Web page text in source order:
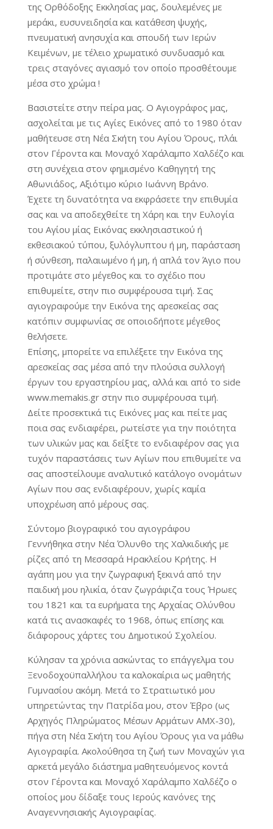
της Ορθόδοξης Εκκλησίας μας, δουλεμένες με
μεράκι, ευσυνειδησία και κατάθεση ψυχής,
πνευματική ανησυχία και σπουδή των Ιερών
Κειμένων, με τέλειο χρωματικό συνδυασμό και
τρεις σταγόνες αγιασμό τον οποίο προσθέτουμε
μέσα στο χρώμα !
Βασιστείτε στην πείρα μας. Ο Αγιογράφος μας,
ασχολείται με τις Αγίες Εικόνες από το 1980 όταν
μαθήτευσε στη Νέα Σκήτη του Αγίου Όρους, πλάι
στον Γέροντα και Μοναχό Χαράλαμπο Χαλδέζο και
στη συνέχεια στον φημισμένο Καθηγητή της
Αθωνιάδος, Αξιότιμο κύριο Ιωάννη Βράνο.
Έχετε τη δυνατότητα να εκφράσετε την επιθυμία
σας και να αποδεχθείτε τη Χάρη και την Ευλογία
του Αγίου μίας Εικόνας εκκλησιαστικού ή
εκθεσιακού τύπου, ξυλόγλυπτου ή μη, παράσταση
ή σύνθεση, παλαιωμένο ή μη, ή απλά τον Άγιο που
προτιμάτε στο μέγεθος και το σχέδιο που
επιθυμείτε, στην πιο συμφέρουσα τιμή. Σας
αγιογραφούμε την Εικόνα της αρεσκείας σας
κατόπιν συμφωνίας σε οποιοδήποτε μέγεθος
θελήσετε.
Επίσης, μπορείτε να επιλέξετε την Εικόνα της
αρεσκείας σας μέσα από την πλούσια συλλογή
έργων του εργαστηρίου μας, αλλά και από το side
www.memakis.gr στην πιο συμφέρουσα τιμή.
Δείτε προσεκτικά τις Εικόνες μας και πείτε μας
ποια σας ενδιαφέρει, ρωτείστε για την ποιότητα
των υλικών μας και δείξτε το ενδιαφέρον σας για
τυχόν παραστάσεις των Αγίων που επιθυμείτε να
σας αποστείλουμε αναλυτικό κατάλογο ονομάτων
Αγίων που σας ενδιαφέρουν, χωρίς καμία
υποχρέωση από μέρους σας.
Σύντομο βιογραφικό του αγιογράφου
Γεννήθηκα στην Νέα Όλυνθο της Χαλκιδικής με
ρίζες από τη Μεσσαρά Ηρακλείου Κρήτης. Η
αγάπη μου για την ζωγραφική ξεκινά από την
παιδική μου ηλικία, όταν ζωγράφιζα τους Ήρωες
του 1821 και τα ευρήματα της Αρχαίας Ολύνθου
κατά τις ανασκαφές το 1968, όπως επίσης και
διάφορους χάρτες του Δημοτικού Σχολείου.
Κύλησαν τα χρόνια ασκώντας το επάγγελμα του
Ξενοδοχοϋπαλλήλου τα καλοκαίρια ως μαθητής
Γυμνασίου ακόμη. Μετά το Στρατιωτικό μου
υπηρετώντας την Πατρίδα μου, στον Έβρο (ως
Αρχηγός Πληρώματος Μέσων Αρμάτων ΑΜΧ-30),
πήγα στη Νέα Σκήτη του Αγίου Όρους για να μάθω
Αγιογραφία. Ακολούθησα τη ζωή των Μοναχών για
αρκετά μεγάλο διάστημα μαθητευόμενος κοντά
στον Γέροντα και Μοναχό Χαράλαμπο Χαλδέζο ο
οποίος μου δίδαξε τους Ιερούς κανόνες της
Αναγεννησιακής Αγιογραφίας.